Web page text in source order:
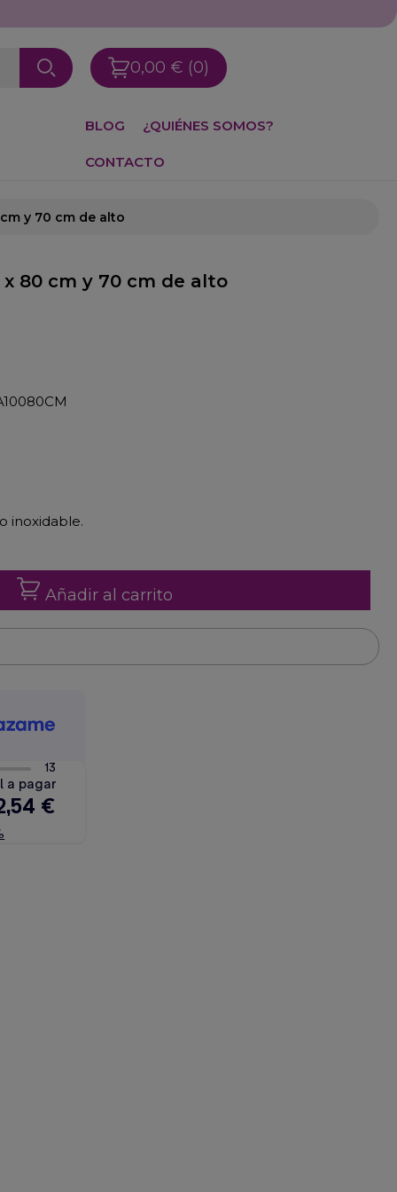
0,00 € (0)
BLOG ¿QUIÉNES SOMOS?
CONTACTO
y 70 cm de alto
x 80 cm y 70 cm de alto
inoxidable.
Añadir al carrito